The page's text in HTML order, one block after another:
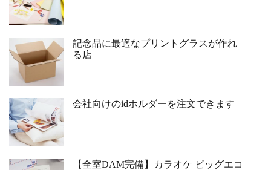
記念品に最適なプリントグラスが作れ
る店
会社向けのidホルダーを注文できます
【全室DAM完備】カラオケ ビッグエコ